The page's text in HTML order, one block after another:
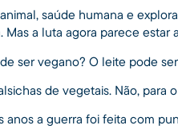
saúde humana e
Mas a luta agora parece
ser vegano? O leite pode
de vegetais. Não, para
anos a guerra foi feita com